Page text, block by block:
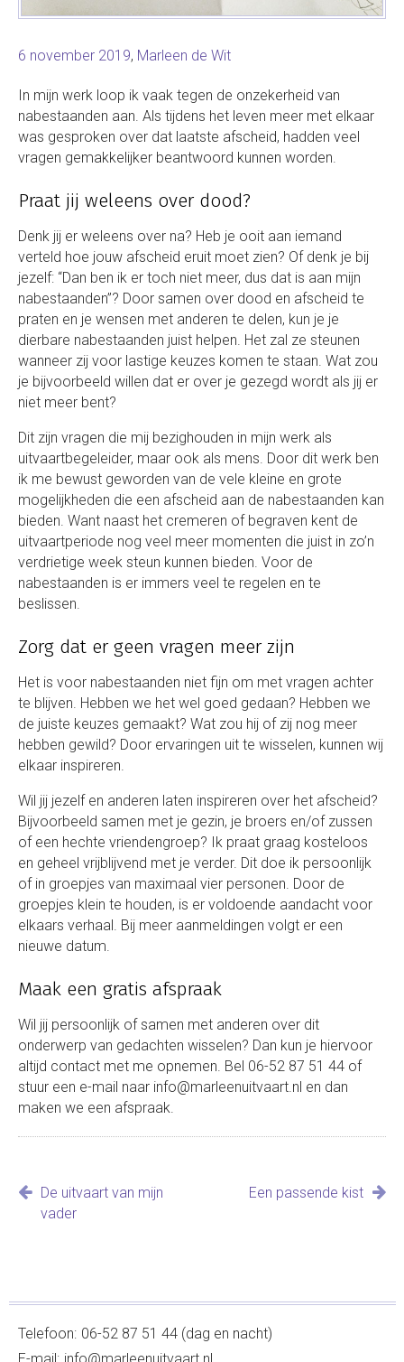
6 november 2019, Marleen de Wit
In mijn werk loop ik vaak tegen de onzekerheid van
nabestaanden aan. Als tijdens het leven meer met elkaar
was gesproken over dat laatste afscheid, hadden veel
vragen gemakkelijker beantwoord kunnen worden.
Praat jij weleens over dood?
Denk jij er weleens over na? Heb je ooit aan iemand
verteld hoe jouw afscheid eruit moet zien? Of denk je bij
jezelf: “Dan ben ik er toch niet meer, dus dat is aan mijn
nabestaanden”? Door samen over dood en afscheid te
praten en je wensen met anderen te delen, kun je je
dierbare nabestaanden juist helpen. Het zal ze steunen
wanneer zij voor lastige keuzes komen te staan. Wat zou
je bijvoorbeeld willen dat er over je gezegd wordt als jij er
niet meer bent?
Dit zijn vragen die mij bezighouden in mijn werk als
uitvaartbegeleider, maar ook als mens. Door dit werk ben
ik me bewust geworden van de vele kleine en grote
mogelijkheden die een afscheid aan de nabestaanden kan
bieden. Want naast het cremeren of begraven kent de
uitvaartperiode nog veel meer momenten die juist in zo’n
verdrietige week steun kunnen bieden. Voor de
nabestaanden is er immers veel te regelen en te
beslissen.
Zorg dat er geen vragen meer zijn
Het is voor nabestaanden niet fijn om met vragen achter
te blijven. Hebben we het wel goed gedaan? Hebben we
de juiste keuzes gemaakt? Wat zou hij of zij nog meer
hebben gewild? Door ervaringen uit te wisselen, kunnen wij
elkaar inspireren.
Wil jij jezelf en anderen laten inspireren over het afscheid?
Bijvoorbeeld samen met je gezin, je broers en/of zussen
of een hechte vriendengroep? Ik praat graag kosteloos
en geheel vrijblijvend met je verder. Dit doe ik persoonlijk
of in groepjes van maximaal vier personen. Door de
groepjes klein te houden, is er voldoende aandacht voor
elkaars verhaal. Bij meer aanmeldingen volgt er een
nieuwe datum.
Maak een gratis afspraak
Wil jij persoonlijk of samen met anderen over dit
onderwerp van gedachten wisselen? Dan kun je hiervoor
altijd contact met me opnemen. Bel 06-52 87 51 44 of
stuur een e-mail naar info@marleenuitvaart.nl en dan
maken we een afspraak.
Bericht
navigatie
De uitvaart van mijn
vader
Een passende kist
Telefoon: 06-52 87 51 44 (dag en nacht)